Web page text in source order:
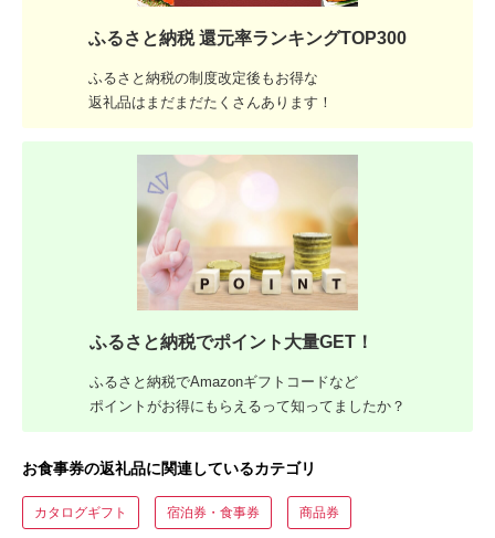
ふるさと納税 還元率ランキングTOP300
ふるさと納税の制度改定後もお得な
返礼品はまだまだたくさんあります！
ふるさと納税でポイント大量GET！
ふるさと納税でAmazonギフトコードなど
ポイントがお得にもらえるって知ってましたか？
お食事券の返礼品に関連しているカテゴリ
カタログギフト 宿泊券・食事券 商品券